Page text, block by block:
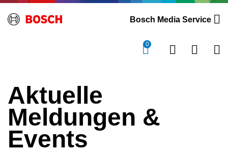
Bosch Media Service
0
Aktuelle
Meldungen &
Events